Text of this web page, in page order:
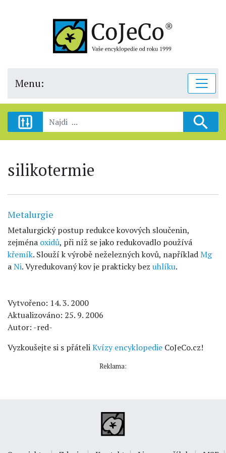
Menu:
silikotermie
Metalurgie
Metalurgický postup redukce kovových sloučenin,
zejména oxidů, při níž se jako redukovadlo používá
křemík. Slouží k výrobě neželezných kovů, napříkladMg
aNi. Vyredukovaný kov je prakticky bez uhlíku.
Vytvořeno: 14. 3. 2000
Aktualizováno: 25. 9. 2006
Autor: -red-
Vyzkoušejte si s přáteliKvízy encyklopedie CoJeCo.cz!
Reklama: